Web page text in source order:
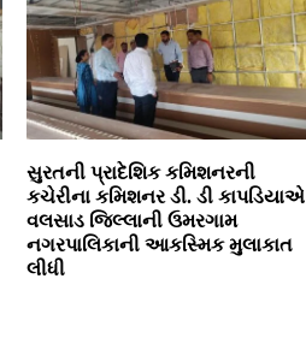
સુરતની પ્રાદેશિક કમિશનરની
કચેરીના કમિશનર ડી. ડી કાપડિયાએ
વલસાડ જિલ્લાની ઉમરગામ
નગરપાલિકાની આકસ્મિક મુલાકાત
લીધી